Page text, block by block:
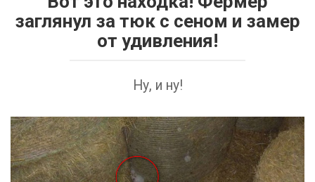
заглянул за тюк с сеном и замер
от удивления!
Ну, и ну!